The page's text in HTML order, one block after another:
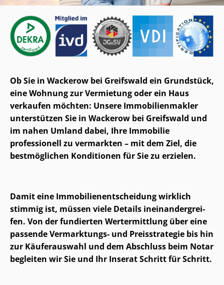
Ob Sie in Wackerow bei Greifswald ein Grundstück,
eine Wohnung zur Vermietung oder ein Haus
verkaufen möchten: Unsere Im­mo­bi­li­en­mak­ler
unterstützen Sie in Wackerow bei Greifswald und
im nahen Umland dabei, Ihre Immobilie
professionell zu vermarkten – mit dem Ziel, die
bestmöglichen Konditionen für Sie zu erzielen.
Damit eine Im­mo­bi­li­en­ent­schei­dung wirklich
stimmig ist, müssen viele Details in­ein­an­der­grei­
fen. Von der fundierten Wertermittlung über eine
passende Vermarktungs- und Preisstrategie bis hin
zur Käuferauswahl und dem Abschluss beim Notar
begleiten wir Sie und Ihr Inserat Schritt für Schritt.